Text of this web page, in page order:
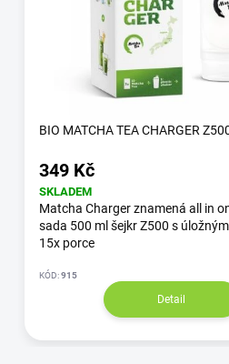
BIO MATCHA TEA CHARGER
349 Kč
SKLADEM
Matcha Charger znamená all in
sada 500 ml šejkr Z500 s
15x porce
KÓD:915
Detail